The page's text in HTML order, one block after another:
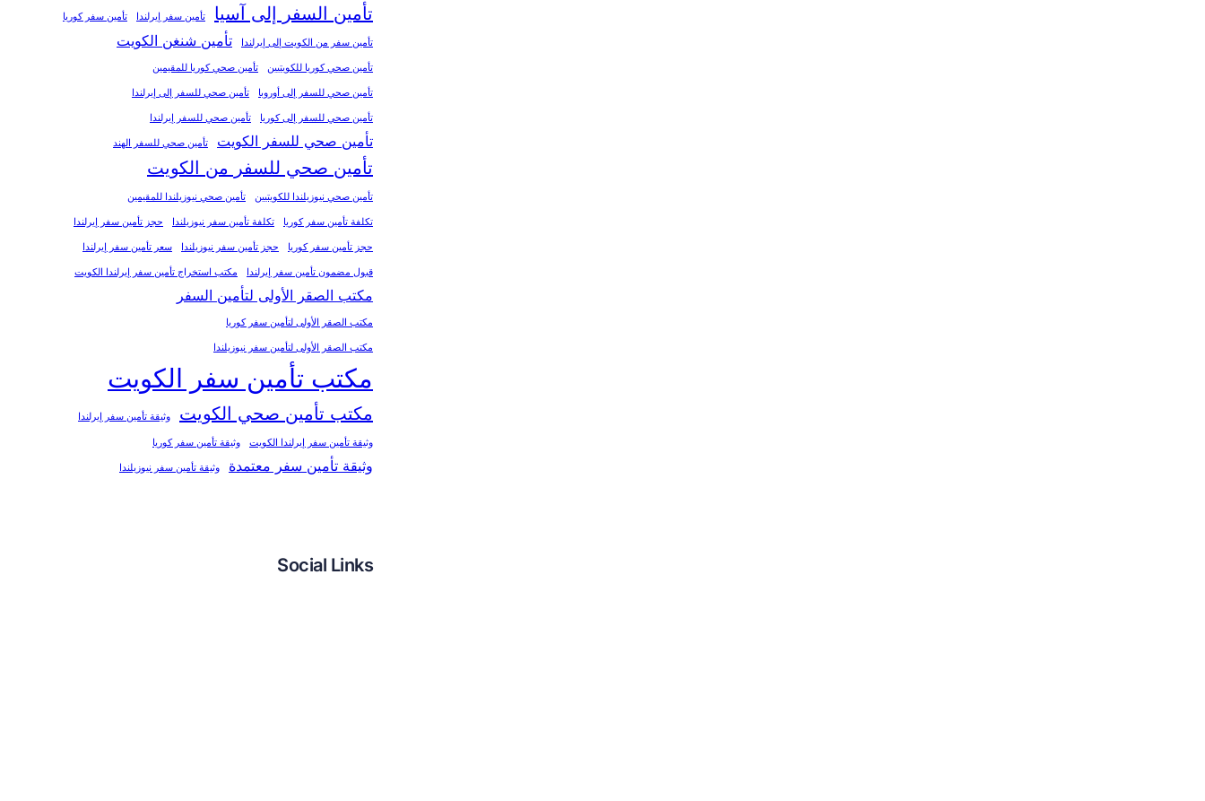
تأمين السفر إلى آسيا تأمين سفر إيرلندا تأمين سفر كوريا
تأمين سفر من الكويت إلى إيرلندا تأمين شنغن الكويت
تأمين صحي كوريا للكويتيين تأمين صحي كوريا للمقيمين
تأمين صحي للسفر إلى أوروبا تأمين صحي للسفر إلى إيرلندا
تأمين صحي للسفر إلى كوريا تأمين صحي للسفر إيرلندا
تأمين صحي للسفر الكويت تأمين صحي للسفر الهند
تأمين صحي للسفر من الكويت
تأمين صحي نيوزيلندا للكويتيين تأمين صحي نيوزيلندا للمقيمين
تكلفة تأمين سفر كوريا تكلفة تأمين سفر نيوزيلندا حجز تأمين سفر إيرلندا
حجز تأمين سفر كوريا حجز تأمين سفر نيوزيلندا سعر تأمين سفر إيرلندا
قبول مضمون تأمين سفر إيرلندا مكتب استخراج تأمين سفر إيرلندا الكويت
مكتب الصقر الأولى لتأمين السفر
مكتب الصقر الأولى لتأمين سفر كوريا
مكتب الصقر الأولى لتأمين سفر نيوزيلندا
مكتب تأمين سفر الكويت
مكتب تأمين صحي الكويت وثيقة تأمين سفر إيرلندا
وثيقة تأمين سفر إيرلندا الكويت وثيقة تأمين سفر كوريا
وثيقة تأمين سفر معتمدة وثيقة تأمين سفر نيوزيلندا
Social Links